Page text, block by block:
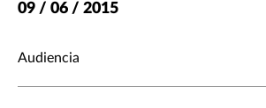
09 / 06 / 2015
Audiencia